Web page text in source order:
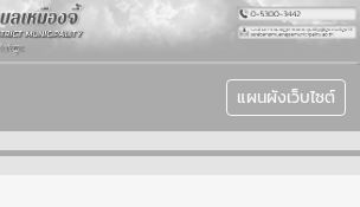
แผนผังเว็บไซต์